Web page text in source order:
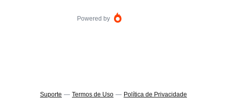
Powered by
Suporte — Termos de Uso — Política de Privacidade